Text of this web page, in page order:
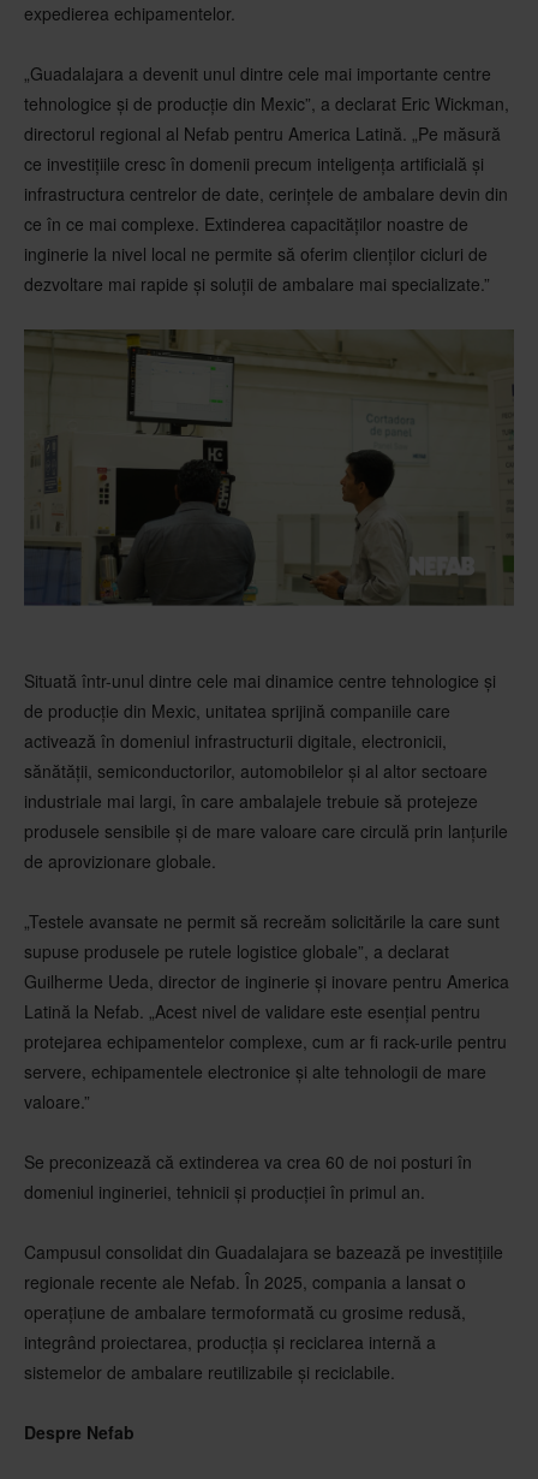
expedierea echipamentelor.
„Guadalajara a devenit unul dintre cele mai importante centre
tehnologice și de producție din Mexic”, a declarat Eric Wickman,
directorul regional al Nefab pentru America Latină. „Pe măsură
ce investițiile cresc în domenii precum inteligența artificială și
infrastructura centrelor de date, cerințele de ambalare devin din
ce în ce mai complexe. Extinderea capacităților noastre de
inginerie la nivel local ne permite să oferim clienților cicluri de
dezvoltare mai rapide și soluții de ambalare mai specializate.”
Situată într-unul dintre cele mai dinamice centre tehnologice și
de producție din Mexic, unitatea sprijină companiile care
activează în domeniul infrastructurii digitale, electronicii,
sănătății, semiconductorilor, automobilelor și al altor sectoare
industriale mai largi, în care ambalajele trebuie să protejeze
produsele sensibile și de mare valoare care circulă prin lanțurile
de aprovizionare globale.
„Testele avansate ne permit să recreăm solicitările la care sunt
supuse produsele pe rutele logistice globale”, a declarat
Guilherme Ueda, director de inginerie și inovare pentru America
Latină la Nefab. „Acest nivel de validare este esențial pentru
protejarea echipamentelor complexe, cum ar fi rack-urile pentru
servere, echipamentele electronice și alte tehnologii de mare
valoare.”
Se preconizează că extinderea va crea 60 de noi posturi în
domeniul ingineriei, tehnicii și producției în primul an.
Campusul consolidat din Guadalajara se bazează pe investițiile
regionale recente ale Nefab. În 2025, compania a lansat o
operațiune de ambalare termoformată cu grosime redusă,
integrând proiectarea, producția și reciclarea internă a
sistemelor de ambalare reutilizabile și reciclabile.
Despre Nefab